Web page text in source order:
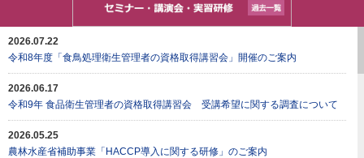
利用方法ショート動画公開
2026.06.26
ペカンナッツを使用した加工食品に関する実態調査へのご協力のお願い
2026.05.21
食品衛生指導員制度のページを更新しました
2026.04.14
小規模な一般飲食店事業者向け HACCPリーフレット・ショート動画を掲載
2026.07.22
令和8年度「食鳥処理衛生管理者の資格取得講習会」開催のご案内
2026.06.17
令和9年 食品衛生管理者の資格取得講習会 受講希望に関する調査について
2026.05.25
農林水産省補助事業「HACCP導入に関する研修」のご案内